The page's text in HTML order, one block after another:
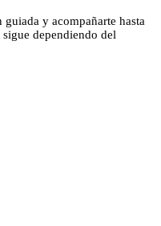
y acompañarte hasta
dependiendo del